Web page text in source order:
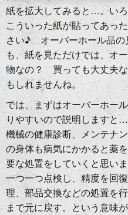
紙を拡大してみると…。い
こういった紙が貼ってあっ
さい♪ オーバーホール品の
も、紙を見ただけでは、オ
物なの？ 買っても大丈夫
もしれませんね。
では、まずはオーバーホー
りやすいので説明しますと…
機械の健康診断、メンテナ
の身体も病気にかかると薬
要な処置をしていくと思い
一つ一つ点検し、精度を回
理、部品交換などの処置を
まで元に戻す。という意味